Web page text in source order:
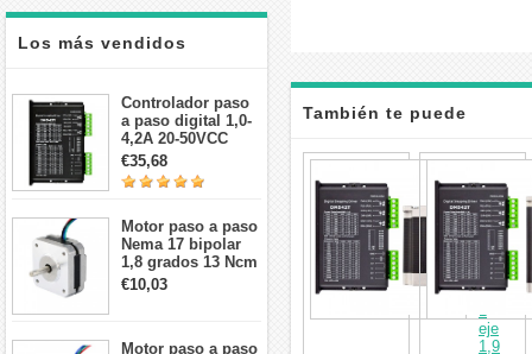
Los más vendidos
Controlador paso
a paso digital 1,0-
4,2A 20-50VCC
para motor paso a
paso Nema 17, 23,
24
€35,68
Motor paso a paso
Nema 17 bipolar
1,8 grados 13 Ncm
1A 3,5 V
42x42x20mm 4
€10,03
Motor paso a paso
También te puede
interesar
CNC
de
motor
paso
paso
de
1
eje
1,9